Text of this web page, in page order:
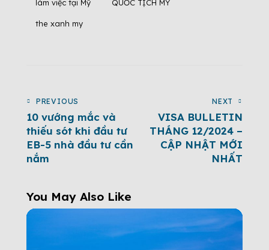
làm việc tại Mỹ QUỐC TỊCH MỸ
the xanh my
PREVIOUS
10 vướng mắc và
thiếu sót khi đầu tư
EB-5 nhà đầu tư cần
nắm
NEXT
VISA BULLETIN
THÁNG 12/2024 –
CẬP NHẬT MỚI
NHẤT
You May Also Like